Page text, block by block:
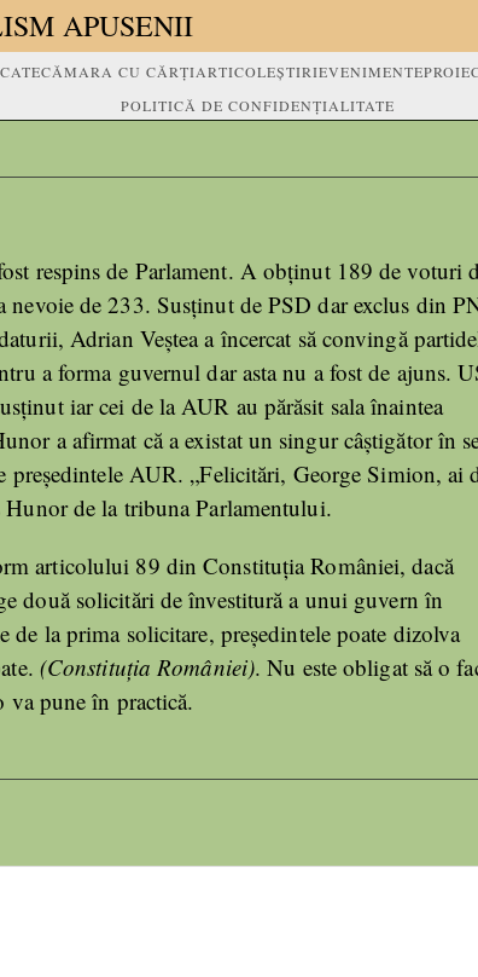
APUSENII
CĂMARA CU CĂRȚIARTICOLEȘTIRIEVENIMENTE
POLITICĂ DE CONFIDENȚIALITATE
respins de Parlament. A obținut 189 de voturi
nevoie de 233. Susținut de PSD dar exclus din
Adrian Veștea a încercat să convingă
a forma guvernul dar asta nu a fost de ajuns.
iar cei de la AUR au părăsit sala înaintea
a afirmat că a existat un singur câștigător în
președintele AUR. „Felicitări, George Simion, ai
Hunor de la tribuna Parlamentului.
articolului 89 din Constituția României, dacă
două solicitări de învestitură a unui guvern în
de la prima solicitare, președintele poate dizolva
(Constituția României). Nu este obligat să o
va pune în practică.